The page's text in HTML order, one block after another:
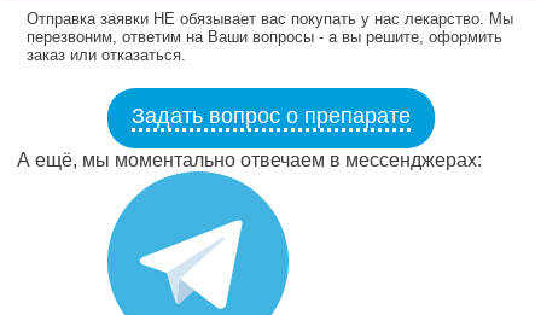
Отправка заявки НЕ обязывает вас покупать у нас лекарство. Мы
перезвоним, ответим на Ваши вопросы - а вы решите, оформить
заказ или отказаться.
Задать вопрос о препарате
А ещё, мы моментально отвечаем в мессенджерах: